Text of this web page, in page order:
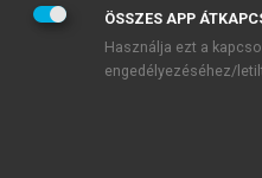
ÖSSZES APP
Használja ezt a
engedélyezéséhez/